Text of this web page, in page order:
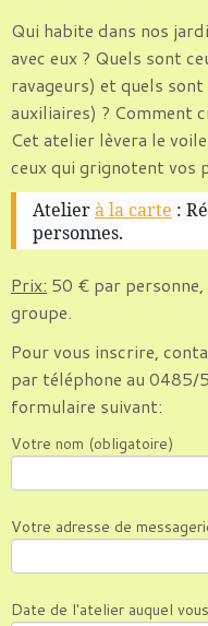
Qui habite dans nos
avec eux ? Quels sont
ravageurs) et quels
auxiliaires) ? Comment
Cet atelier lèvera le
ceux qui grignotent vos
Atelierà la carte :
personnes.
Prix: 50 € par
groupe.
Pour vous inscrire,
par téléphone au 0485/
formulaire suivant:
Votre nom (obligatoire)
Votre adresse de
Date de l'atelier auquel